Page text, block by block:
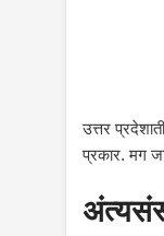
उत्तर
प्रकार. मग